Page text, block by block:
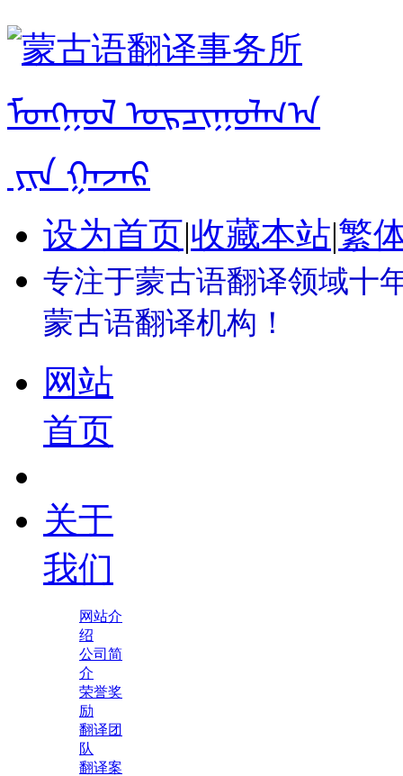
设为首页|收藏本站|繁
专注于蒙古语翻译领域十
蒙古语翻译机构！
网站
首页
关于
我们
网站介
绍
公司简
介
荣誉奖
励
翻译团
队
翻译案